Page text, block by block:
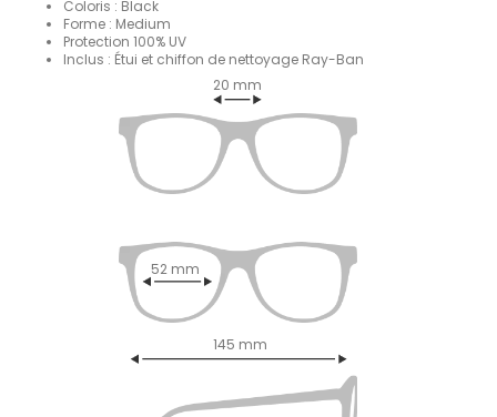
Coloris : Black
Forme : Medium
Protection 100% UV
Inclus : Étui et chiffon de nettoyage Ray-Ban
20 mm
52 mm
145 mm